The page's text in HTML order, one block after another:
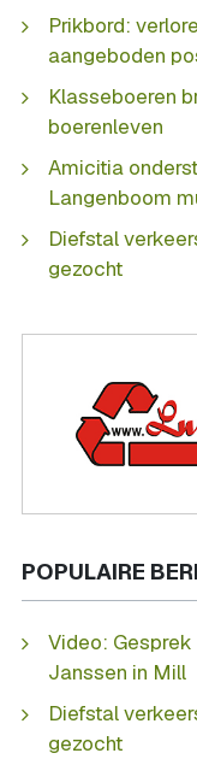
Prikbord:
aangeboden
Klasseboeren
boerenleven
Amicitia
Langenboom
Diefstal
gezocht
POPULAIRE
Video:
Janssen in Mill
Diefstal
gezocht